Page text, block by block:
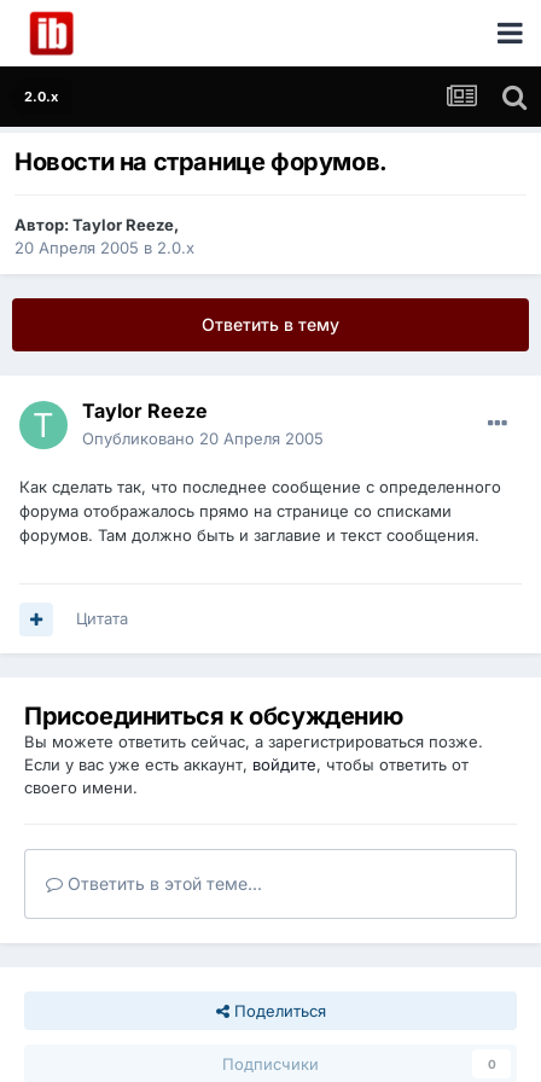
2.0.x
Новости на странице форумов.
Автор:Taylor Reeze,
20 Апреля 2005 в 2.0.x
Ответить в тему
Taylor Reeze
Опубликовано 20 Апреля 2005
Как сделать так, что последнее сообщение с определенного
форума отображалось прямо на странице со списками
форумов. Там должно быть и заглавие и текст сообщения.
Цитата
Присоединиться к обсуждению
Вы можете ответить сейчас, а зарегистрироваться позже.
Если у вас уже есть аккаунт, войдите, чтобы ответить от
своего имени.
Ответить в этой теме...
Поделиться
Подписчики 0